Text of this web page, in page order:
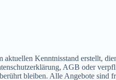
Kenntnisstand erstellt,
AGB oder
bleiben. Alle Angebote sind